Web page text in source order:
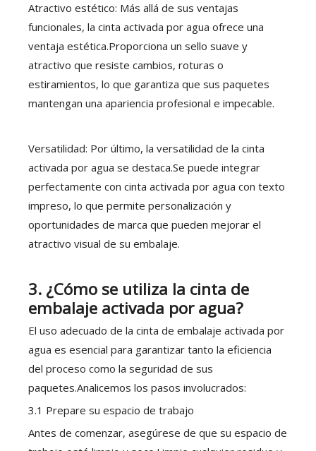
Atractivo estético: Más allá de sus ventajas
funcionales, la cinta activada por agua ofrece una
ventaja estética.Proporciona un sello suave y
atractivo que resiste cambios, roturas o
estiramientos, lo que garantiza que sus paquetes
mantengan una apariencia profesional e impecable.
Versatilidad: Por último, la versatilidad de la cinta
activada por agua se destaca.Se puede integrar
perfectamente con cinta activada por agua con texto
impreso, lo que permite personalización y
oportunidades de marca que pueden mejorar el
atractivo visual de su embalaje.
3. ¿Cómo se utiliza la cinta de
embalaje activada por agua?
El uso adecuado de la cinta de embalaje activada por
agua es esencial para garantizar tanto la eficiencia
del proceso como la seguridad de sus
paquetes.Analicemos los pasos involucrados:
3.1 Prepare su espacio de trabajo
Antes de comenzar, asegúrese de que su espacio de